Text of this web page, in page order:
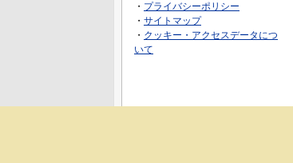
・ プライバシーポリシー
・ サイトマップ
・ クッキー・アクセスデータにつ
いて